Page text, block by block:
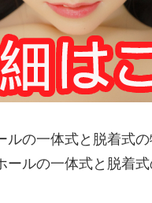
ルの一体式と脱着式
ールの一体式と脱着